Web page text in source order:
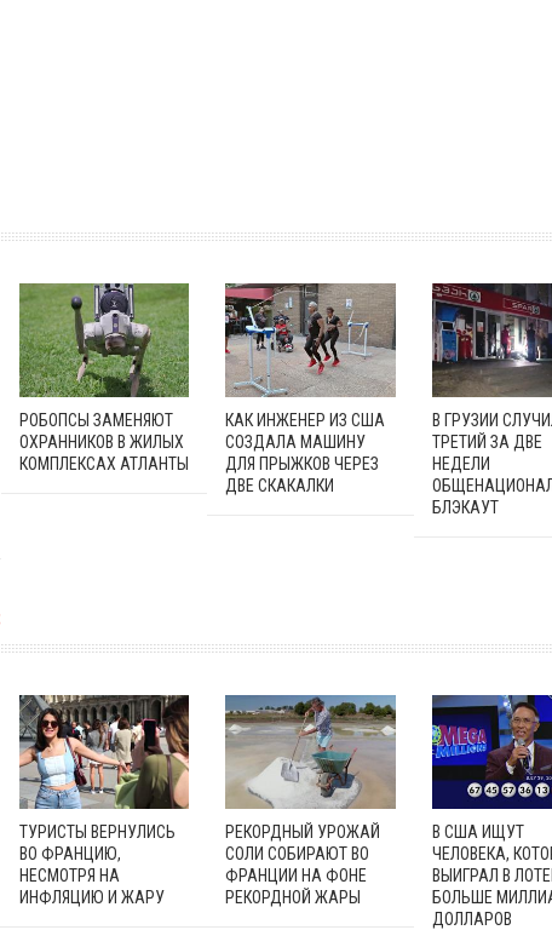
РОБОПСЫ ЗАМЕНЯЮТ
ОХРАННИКОВ В ЖИЛЫХ
КОМПЛЕКСАХ АТЛАНТЫ
КАК ИНЖЕНЕР ИЗ США
СОЗДАЛА МАШИНУ
ДЛЯ ПРЫЖКОВ ЧЕРЕЗ
ДВЕ СКАКАЛКИ
В ГРУЗИИ
ТРЕТИЙ ЗА ДВЕ
НЕДЕЛИ
БЛЭКАУТ
ТУРИСТЫ ВЕРНУЛИСЬ
ВО ФРАНЦИЮ,
НЕСМОТРЯ НА
ИНФЛЯЦИЮ И ЖАРУ
РЕКОРДНЫЙ УРОЖАЙ
СОЛИ СОБИРАЮТ ВО
ФРАНЦИИ НА ФОНЕ
РЕКОРДНОЙ ЖАРЫ
В США ИЩУТ
ЧЕЛОВЕКА,
ВЫИГРАЛ В
БОЛЬШЕ
ДОЛЛАРОВ